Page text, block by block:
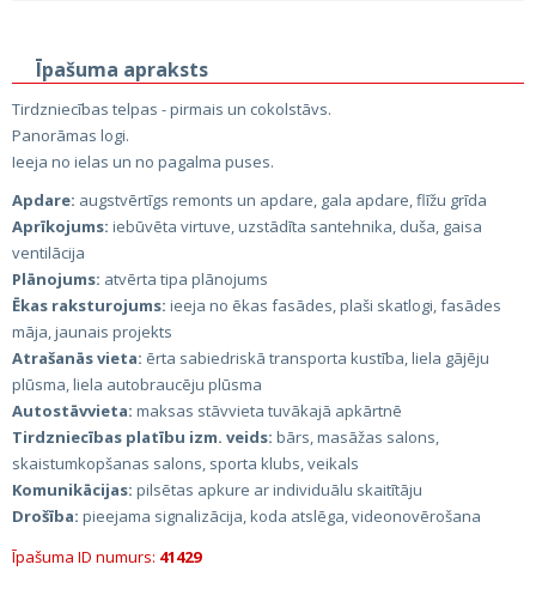
Īpašuma apraksts
Tirdzniecības telpas - pirmais un cokolstāvs.
Panorāmas logi.
Ieeja no ielas un no pagalma puses.
Apdare: augstvērtīgs remonts un apdare, gala apdare, flīžu grīda
Aprīkojums: iebūvēta virtuve, uzstādīta santehnika, duša, gaisa
ventilācija
Plānojums: atvērta tipa plānojums
Ēkas raksturojums: ieeja no ēkas fasādes, plaši skatlogi, fasādes
māja, jaunais projekts
Atrašanās vieta: ērta sabiedriskā transporta kustība, liela gājēju
plūsma, liela autobraucēju plūsma
Autostāvvieta: maksas stāvvieta tuvākajā apkārtnē
Tirdzniecības platību izm. veids: bārs, masāžas salons,
skaistumkopšanas salons, sporta klubs, veikals
Komunikācijas: pilsētas apkure ar individuālu skaitītāju
Drošība: pieejama signalizācija, koda atslēga, videonovērošana
Īpašuma ID numurs: 41429